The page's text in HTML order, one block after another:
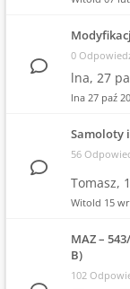
0
lna, 27
lna 27 paź
Samoloty i
56
Tomasz,
Witold 15
MAZ –
B)
102